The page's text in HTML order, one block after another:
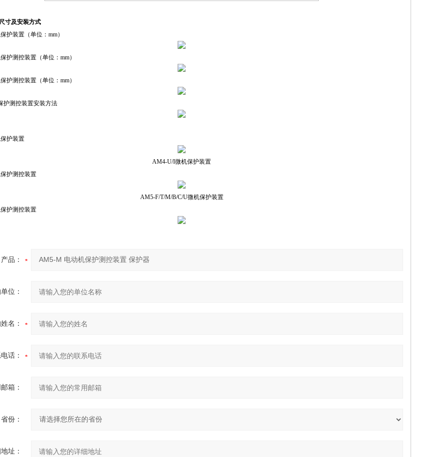
寸及安装方式
护装置（单位：mm）
护测控装置（单位：mm）
护测控装置（单位：mm）
护测控装置安装方法
护装置
AM4-U/I微机保护装置
护测控装置
AM5-F/T/M/B/C/U微机保护装置
护测控装置
产品：
位：
名：
话：
箱：
省份：
址：